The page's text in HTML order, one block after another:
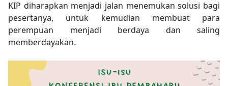
KIP diharapkan menjadi jalan menemukan solusi bagi
pesertanya, untuk kemudian membuat para
perempuan menjadi berdaya dan saling
memberdayakan.